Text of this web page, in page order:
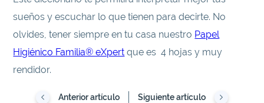
sueños y escuchar lo que tienen para decirte. No
olvides, tener siempre en tu casa nuestro Papel
Higiénico Familia® eXpert que es 4 hojas y muy
rendidor.
Anterior artículo Siguiente artículo